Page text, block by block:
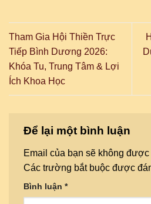
Tham Gia Hội Thiền Trực
Tiếp Bình Dương 2026:
Khóa Tu, Trung Tâm & Lợi
Ích Khoa Học
Để lại một bình luận
Email của bạn sẽ không
Các trường bắt buộc được
Bình luận *